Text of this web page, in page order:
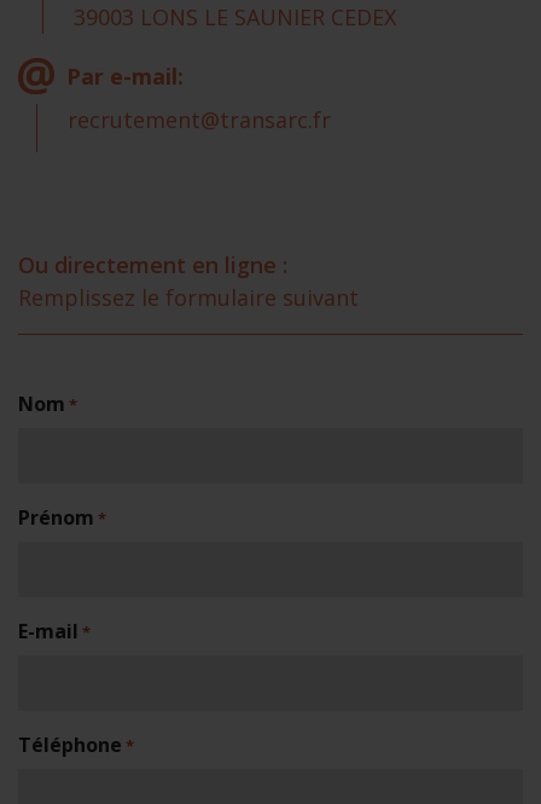
39003 LONS LE SAUNIER CEDEX
Par e-mail:
recrutement@transarc.fr
Ou directement en ligne :
Remplissez le formulaire suivant
Nom *
Prénom *
E-mail *
Téléphone *